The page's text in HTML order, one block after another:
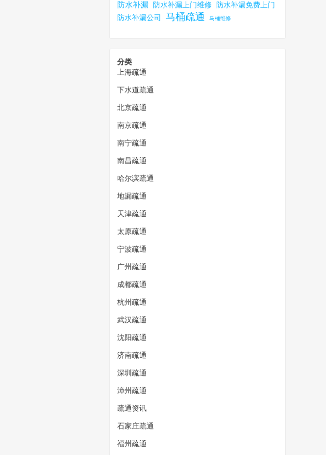
防水补漏 防水补漏上门维修
防水补漏免费上门
防水补漏公司
马桶疏通 马桶维修
分类
上海疏通
下水道疏通
北京疏通
南京疏通
南宁疏通
南昌疏通
哈尔滨疏通
地漏疏通
天津疏通
太原疏通
宁波疏通
广州疏通
成都疏通
杭州疏通
武汉疏通
沈阳疏通
济南疏通
深圳疏通
漳州疏通
疏通资讯
石家庄疏通
福州疏通